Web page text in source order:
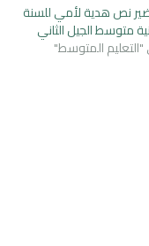
نص هدية لأمي للسنة
متوسط الجيل الثاني
المتوسط"